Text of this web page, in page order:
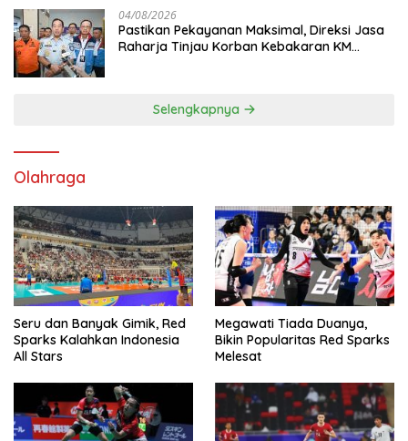
04/08/2026
Pastikan Pekayanan Maksimal, Direksi Jasa
Raharja Tinjau Korban Kebakaran KM
Selengkapnya
Olahraga
Seru dan Banyak Gimik, Red
Sparks Kalahkan Indonesia
All Stars
Megawati Tiada Duanya,
Bikin Popularitas Red Sparks
Melesat